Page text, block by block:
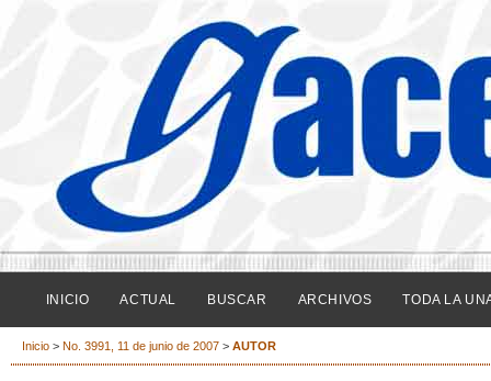
INICIO ACTUAL BUSCAR ARCHIVOS TODA LA
Inicio > No. 3991, 11 de junio de 2007 > AUTOR